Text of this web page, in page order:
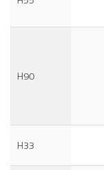
H90
H33